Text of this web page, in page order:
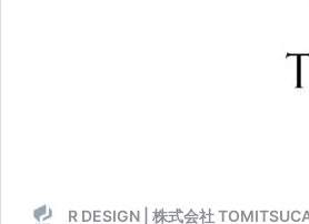
R DESIGN | 株式会社